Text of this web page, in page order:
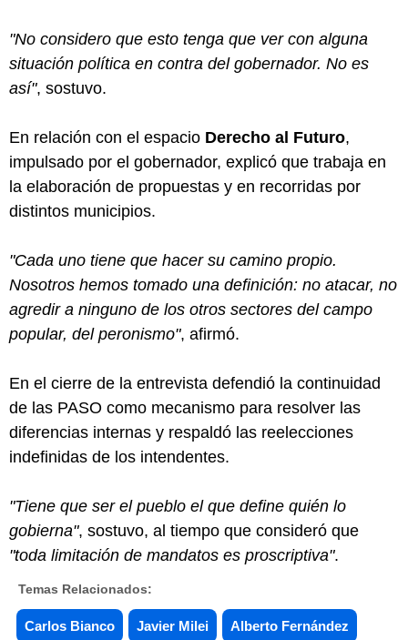
"No considero que esto tenga que ver con alguna
situación política en contra del gobernador. No es
así", sostuvo.
En relación con el espacio Derecho al Futuro,
impulsado por el gobernador, explicó que trabaja en
la elaboración de propuestas y en recorridas por
distintos municipios.
"Cada uno tiene que hacer su camino propio.
Nosotros hemos tomado una definición: no atacar, no
agredir a ninguno de los otros sectores del campo
popular, del peronismo", afirmó.
En el cierre de la entrevista defendió la continuidad
de las PASO como mecanismo para resolver las
diferencias internas y respaldó las reelecciones
indefinidas de los intendentes.
"Tiene que ser el pueblo el que define quién lo
gobierna", sostuvo, al tiempo que consideró que
"toda limitación de mandatos es proscriptiva".
Temas Relacionados:
Carlos Bianco Javier Milei Alberto Fernández